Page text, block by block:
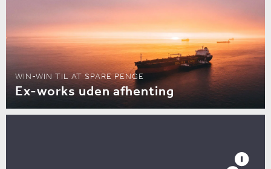
WIN-WIN TIL AT SPARE PENGE
Ex-works uden afhenting